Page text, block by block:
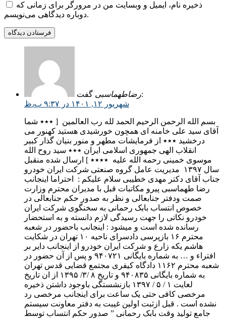
ذخیره نام، ایمیل و وبسایت من در مرورگر برای زمانی که
دوباره دیدگاهی می‌نویسم.
رضاطهماسبیگفت:
شهریور ۱۲, ۱۴۰۱ در ۹:۳۷ ب٫ظ
بسم الله الرحمن الرحیم الحمد لله رب العالمین ‌ [ ٭٭٭ شما
آقای سید علی خامنه ای همچون خورشیدی هستید کهنور می
درخشید ٭٭٭ از فرمایشات مطهر و منور بنیان گذار کبیر
انقلاب الهی جمهوری اسلامی ایران ٭٭٭ سید روح الله
موسوی خمینی رحمه الله علیه ‌ ٭٭٭٭ ] ارسال شده منقبل
سال ۱۳۹۷ ‌ مدیریت عامل گروه صنعتی شرکت ایران خودرو
جناب آقای دکتر مهدی خطیبی سلام علیکم : ‌ احتراما اینجانب
رضا طهماسبی پیرو مکاتبات قبل با مدیران محترم وزارت
صمت ودفتر جنابعالی و نظر به صدور حکم جنابعالی در
خصوص انتساب بابک رحمانی به سخنگوی شرکت ایران
خودرو نکاتی را جهت رسیدگی لازم دانسته و به استحضار
رسانده شده است و میشود : اینجانب باحضور در شعبه
محترم ۱۶ بازپرسی دادسرای ناحیه ۱۰ تهران در شکایت
هاشم یکه زارع و شرکت ایران خودرو از اینجانب دایر بر
افتراء و … به شماره بایگانی ۹۴۰۷۲۱ و پس از آن حضور در
شعبه محترم ۱۱۶۲ دادگاه کیفری مجتمع قضایی قدس تهران
به شماره بایگانی ۹۴۰٨۳۵ و تاریخ ٨ /۳/ ۱۳۹۵ از ان تاریخ
لغایت ۱ / ۵ / ۱۳۹۷ بازنشستگی باوجود داشتن ذخیره
مرخصی کافی حتی یک ساعت برای اینجانب مرخصی رد
نشده است . قبل ازثبت اولین غیبت به دفتر معاونت سیستم
جامع تولید وقت بابک رحمانی ” صدور حکم انتساب توسط